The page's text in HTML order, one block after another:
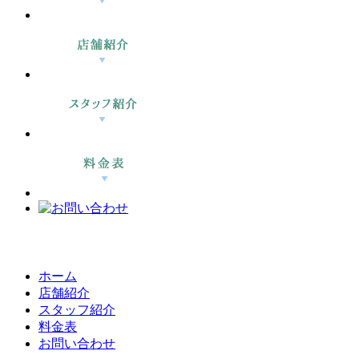
ホーム
店舗紹介
スタッフ紹介
料金表
お問い合わせ